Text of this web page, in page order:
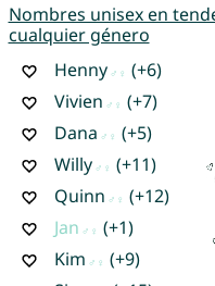
Nombres unisex en
cualquier género
Henny
(+6)
Vivien
(+7)
Dana
(+5)
Willy
(+11)
Quinn
(+12)
Jan
(+1)
Kim
(+9)